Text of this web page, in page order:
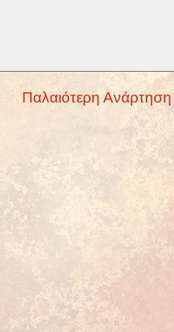
Παλαιότερη Ανάρτηση